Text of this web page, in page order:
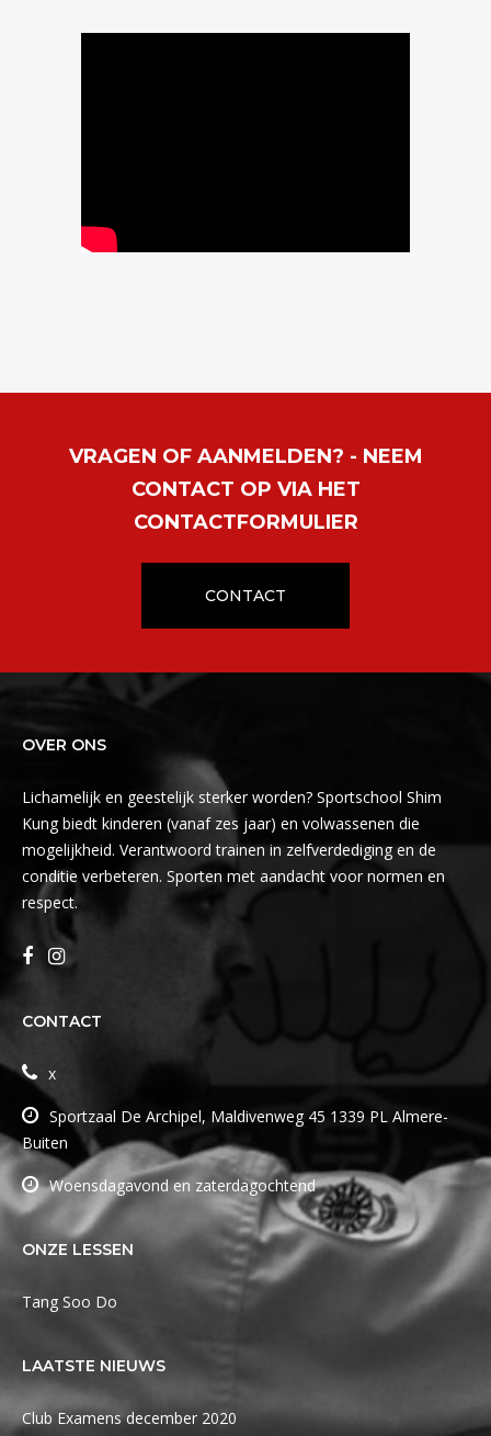
VRAGEN OF AANMELDEN? - NEEM
CONTACT OP VIA HET
CONTACTFORMULIER
CONTACT
OVER ONS
Lichamelijk en geestelijk sterker worden? Sportschool Shim
Kung biedt kinderen (vanaf zes jaar) en volwassenen die
mogelijkheid. Verantwoord trainen in zelfverdediging en de
conditie verbeteren. Sporten met aandacht voor normen en
respect.
CONTACT
x
Sportzaal De Archipel, Maldivenweg 45 1339 PL Almere-
Buiten
Woensdagavond en zaterdagochtend
ONZE LESSEN
Tang Soo Do
LAATSTE NIEUWS
Club Examens december 2020